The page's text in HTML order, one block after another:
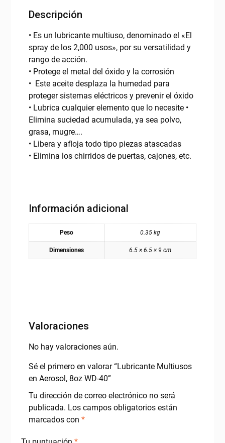
Descripción
• Es un lubricante multiuso, denominado el «El
spray de los 2,000 usos», por su versatilidad y
rango de acción.
• Protege el metal del óxido y la corrosión
• Este aceite desplaza la humedad para
proteger sistemas eléctricos y prevenir el óxido
• Lubrica cualquier elemento que lo necesite •
Elimina suciedad acumulada, ya sea polvo,
grasa, mugre….
• Libera y afloja todo tipo piezas atascadas
• Elimina los chirridos de puertas, cajones, etc.
Información adicional
Peso 0.35 kg
Dimensiones 6.5 × 6.5 × 9 cm
Valoraciones
No hay valoraciones aún.
Sé el primero en valorar “Lubricante Multiusos
en Aerosol, 8oz WD-40”
Tu dirección de correo electrónico no será
publicada. Los campos obligatorios están
marcados con *